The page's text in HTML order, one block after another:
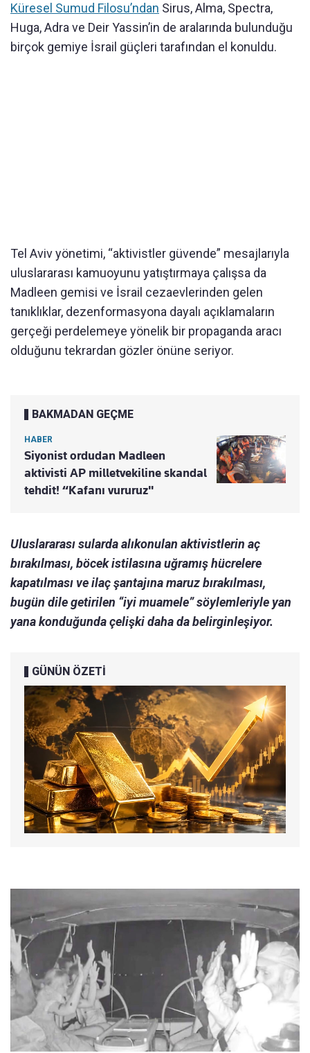
Küresel Sumud Filosu’ndan Sirus, Alma, Spectra,
Huga, Adra ve Deir Yassin’in de aralarında bulunduğu
birçok gemiye İsrail güçleri tarafından el konuldu.
Tel Aviv yönetimi, “aktivistler güvende” mesajlarıyla
uluslararası kamuoyunu yatıştırmaya çalışsa da
Madleen gemisi ve İsrail cezaevlerinden gelen
tanıklıklar, dezenformasyona dayalı açıklamaların
gerçeği perdelemeye yönelik bir propaganda aracı
olduğunu tekrardan gözler önüne seriyor.
BAKMADAN GEÇME
HABER
Siyonist ordudan Madleen
aktivisti AP milletvekiline skandal
tehdit! “Kafanı vururuz"
Uluslararası sularda alıkonulan aktivistlerin aç
bırakılması, böcek istilasına uğramış hücrelere
kapatılması ve ilaç şantajına maruz bırakılması,
bugün dile getirilen “iyi muamele” söylemleriyle yan
yana konduğunda çelişki daha da belirginleşiyor.
GÜNÜN ÖZETİ